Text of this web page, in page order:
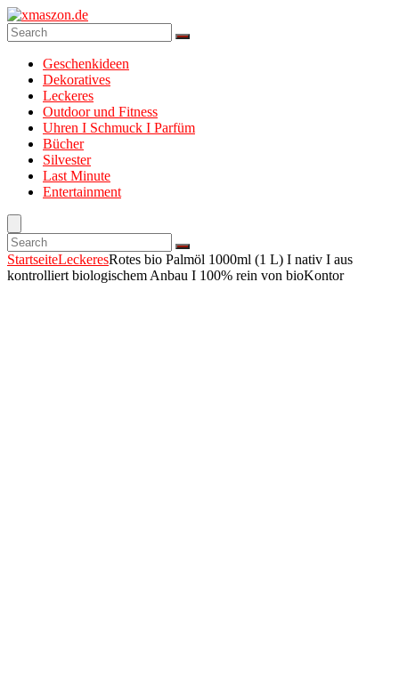
Geschenkideen
Dekoratives
Leckeres
Outdoor und Fitness
Uhren I Schmuck I Parfüm
Bücher
Silvester
Last Minute
Entertainment
StartseiteLeckeresRotes bio Palmöl 1000ml (1 L) I nativ I aus
kontrolliert biologischem Anbau I 100% rein von bioKontor